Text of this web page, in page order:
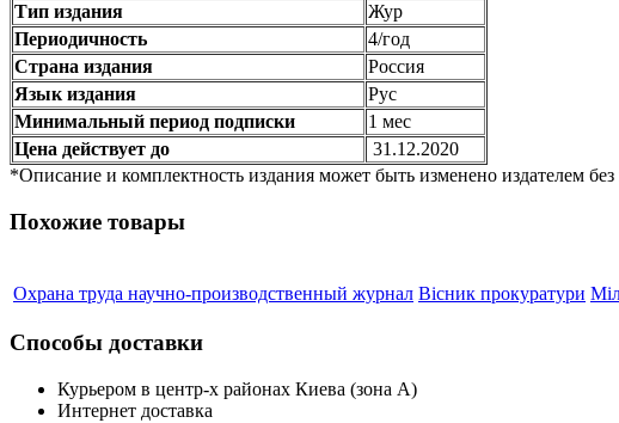
Тип издания
Жур
Периодичность
4/год
Страна издания
Россия
Язык издания
Рус
Минимальный период подписки
1 мес
Цена действует до
31.12.2020
*Описание и комплектность издания может быть изменено издателем
Похожие товары
Охрана труда научно-производственный журнал Вісник прокуратури
Способы доставки
Курьером в центр-х районах Киева (зона А)
Интернет доставка